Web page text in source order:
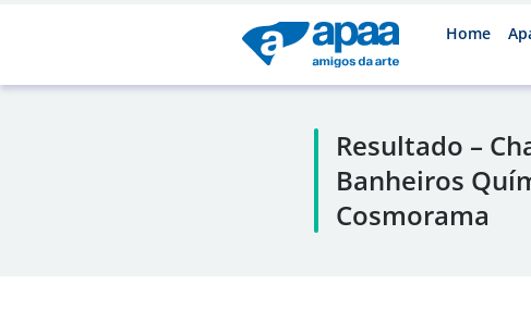
Home
Resultado –
Banheiros
Cosmorama